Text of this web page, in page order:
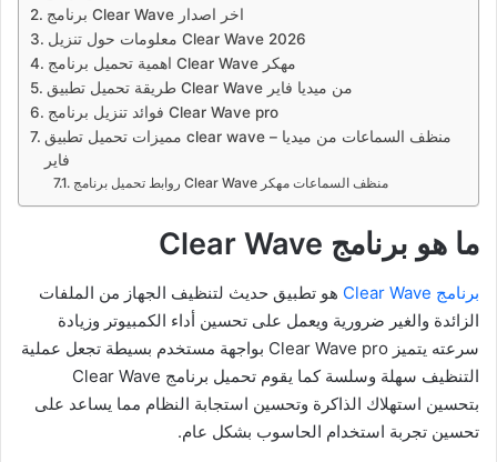
برنامج Clear Wave اخر اصدار
معلومات حول تنزيل Clear Wave 2026
اهمية تحميل برنامج Clear Wave مهكر
طريقة تحميل تطبيق Clear Wave من ميديا فاير
فوائد تنزيل برنامج Clear Wave pro
مميزات تحميل تطبيق clear wave – منظف السماعات من ميديا
فاير
روابط تحميل برنامج Clear Wave منظف السماعات مهكر
ما هو برنامج Clear Wave
برنامج Clear Wave
هو تطبيق حديث لتنظيف الجهاز من الملفات
الزائدة والغير ضرورية ويعمل على تحسين أداء الكمبيوتر وزيادة
سرعته يتميز Clear Wave pro بواجهة مستخدم بسيطة تجعل عملية
التنظيف سهلة وسلسة كما يقوم تحميل برنامج Clear Wave
بتحسين استهلاك الذاكرة وتحسين استجابة النظام مما يساعد على
تحسين تجربة استخدام الحاسوب بشكل عام.